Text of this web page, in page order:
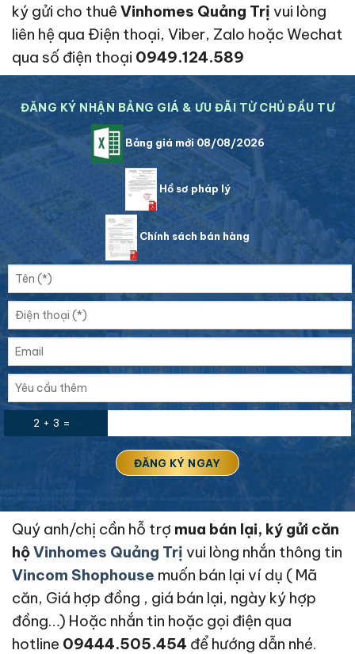
ký gửi cho thuê Vinhomes Quảng Trị vui lòng
liên hệ qua Điện thoại, Viber, Zalo hoặc Wechat
qua số điện thoại 0949.124.589
ĐĂNG KÝ NHẬN BẢNG GIÁ & ƯU ĐÃI TỪ CHỦ ĐẦU TƯ
Bảng giá mới 08/08/2026
Hồ sơ pháp lý
Chính sách bán hàng
2 + 3 =
Quý anh/chị cần hỗ trợ mua bán lại, ký gửi căn
hộVinhomes Quảng Trị vui lòng nhắn thông tin
Vincom Shophouse muốn bán lại ví dụ ( Mã
căn, Giá hợp đồng , giá bán lại, ngày ký hợp
đồng…) Hoặc nhắn tin hoặc gọi điện qua
hotline 09444.505.454 để hướng dẫn nhé.